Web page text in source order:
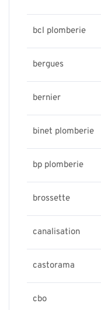
bcl plomberie
bergues
bernier
binet plomberie
bp plomberie
brossette
canalisation
castorama
cbo